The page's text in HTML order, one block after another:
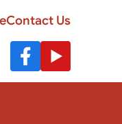
Contact Us